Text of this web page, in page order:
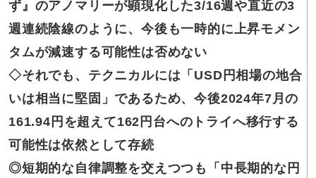
ず』のアノマリーが顕現化した3/16週や直近の3
週連続陰線のように、今後も一時的に上昇モメン
タムが減速する可能性は否めない
◇それでも 、テクニカルには「USD円相場の地合
いは相当に堅固」であるため、今後2024年7月の
161.94円を超えて162円台へのトライへ移行する
可能性は依然として存続
◎短期的な自律調整を交えつつも「中長期的な円